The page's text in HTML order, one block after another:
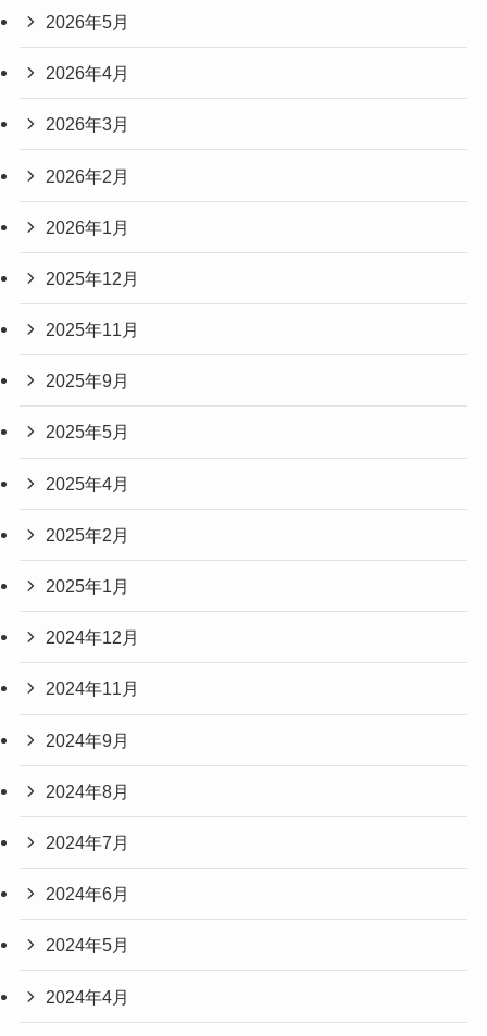
2026年5月
2026年4月
2026年3月
2026年2月
2026年1月
2025年12月
2025年11月
2025年9月
2025年5月
2025年4月
2025年2月
2025年1月
2024年12月
2024年11月
2024年9月
2024年8月
2024年7月
2024年6月
2024年5月
2024年4月